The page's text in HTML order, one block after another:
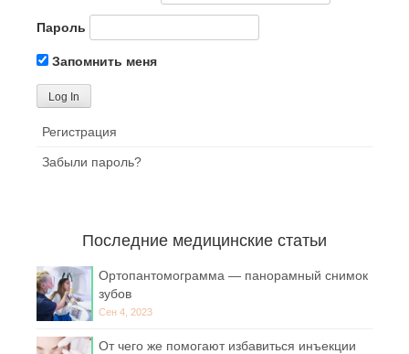
Пароль
Запомнить меня
Регистрация
Забыли пароль?
Последние медицинские статьи
Ортопантомограмма — панорамный снимок
зубов
Сен 4, 2023
От чего же помогают избавиться инъекции